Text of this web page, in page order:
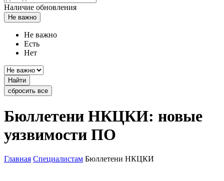
Наличие обновления
Не важно
Не важно
Есть
Нет
Найти
сбросить все
Бюллетени НКЦКИ: новые
уязвимости ПО
Главная Специалистам Бюллетени НКЦКИ